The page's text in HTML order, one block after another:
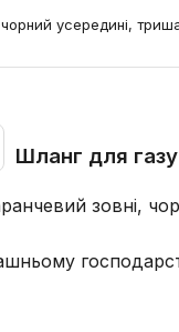
усередині,
Шланг для
зовні,